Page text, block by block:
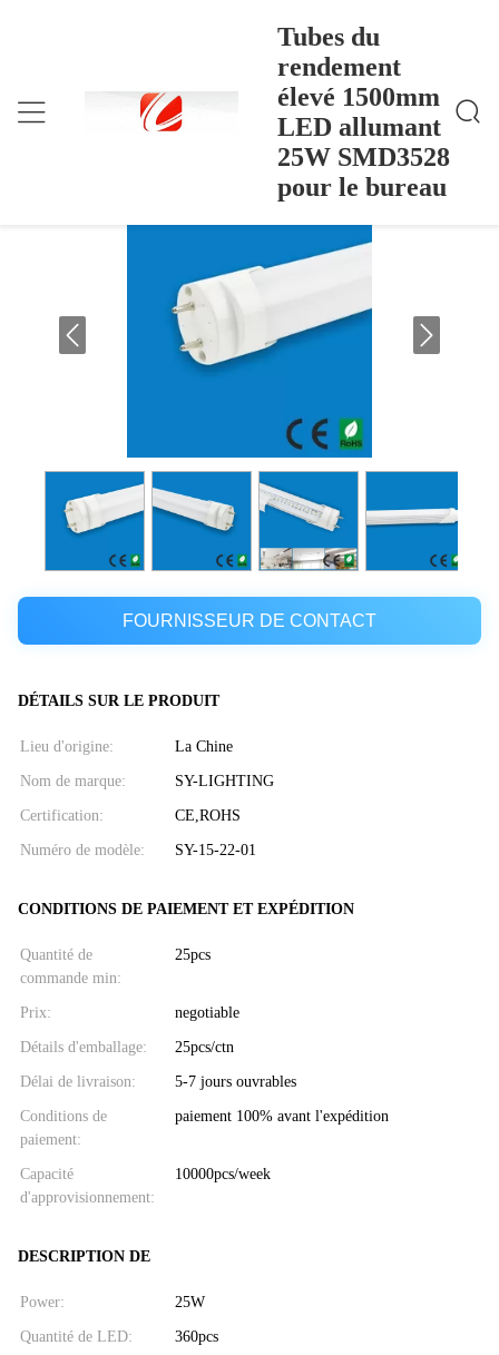
Tubes du
rendement
élevé 1500mm
LED allumant
25W SMD3528
pour le bureau
Accueil
Tubes Du Rendement Élevé 1500mm LED Allumant
25W SMD3528 Pour Le Bureau
Tubes du rendement élevé 1500mm LED
allumant 25W SMD3528 pour le bureau
FOURNISSEUR DE CONTACT
DÉTAILS SUR LE PRODUIT
Lieu d'origine: La Chine
Nom de marque: SY-LIGHTING
Certification: CE,ROHS
Numéro de modèle: SY-15-22-01
CONDITIONS DE PAIEMENT ET EXPÉDITION
Quantité de
commande min:
25pcs
Prix: negotiable
Détails d'emballage: 25pcs/ctn
Délai de livraison: 5-7 jours ouvrables
Conditions de
paiement:
paiement 100% avant l'expédition
Capacité
d'approvisionnement:
10000pcs/week
DESCRIPTION DE
Power: 25W
Quantité de LED: 360pcs